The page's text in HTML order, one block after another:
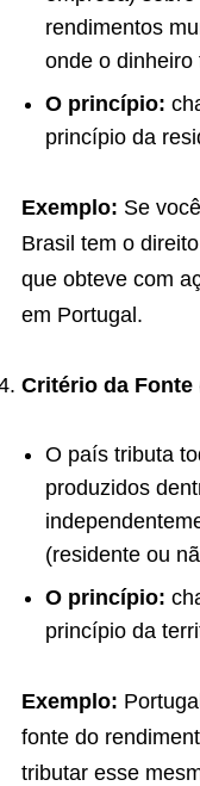
rendimentos
onde o dinheiro
O princípio:
princípio da
Exemplo: Se
Brasil tem o
que obteve com
em Portugal.
Critério da
O país tributa
produzidos
(residente ou
O princípio:
princípio da
Exemplo:
fonte do
tributar esse